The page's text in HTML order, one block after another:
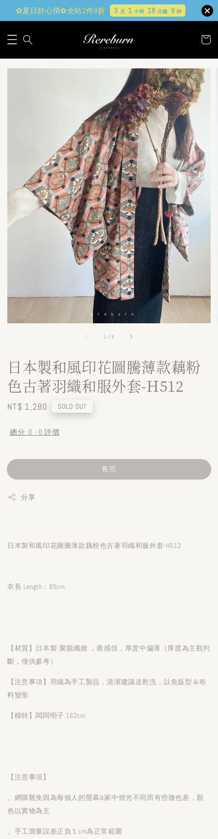
✿夏日好心情✿全站2件9折 3 天 1小時 18分鐘 8 秒
1 / 9
日本製和風印花圖騰薄款藕粉
色古著羽織和服外套-H512
Regular
NT$ 1,280 SOLD OUT
總分: 0 - 0 評價
售完
分享
日本製和風印花圖騰薄款藕粉色古著羽織和服外套-H512
衣長 Length：85cm
【材質】日本製-聚脂纖維 ，垂感佳，厚度中偏薄（厚度為主觀判
斷，僅供參考）
【注意事項】羽織為手工製品，清潔建議送乾洗，以免版型＆布
料變形
【模特】闆闆明子 162cm
【注意事項】
。網購難免因為每個人的螢幕&家中燈光不同而有些微色差，顏
色以實物為主
。手工測量誤差正負１cm為正常範圍